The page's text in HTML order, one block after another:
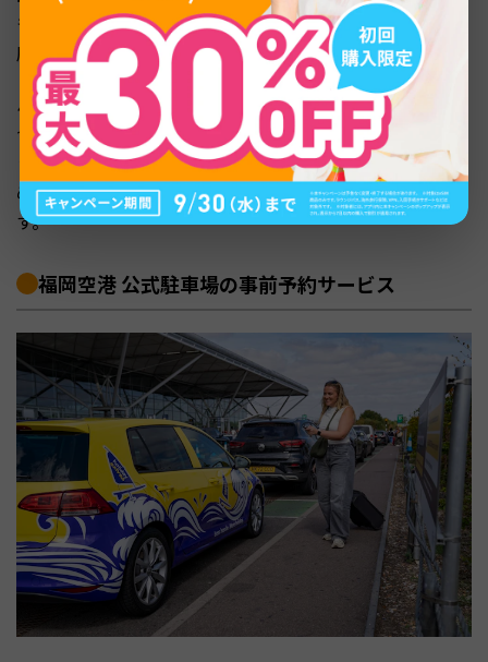
も受け入れています。ただし大型車料金は普通車の3倍程
度に設定されており、24時間最大料金が高めです。
ハイエースやキャンピングカーなどの大型車両を停める場
合は、料金面でも空間面でも事前に確認しておきましょ
う。立体駐車場（全高2.1m以内）には入庫できないた
め、平面駐車場の空き状況も予約時に確認するのが安心で
す。
福岡空港 公式駐車場の事前予約サービス